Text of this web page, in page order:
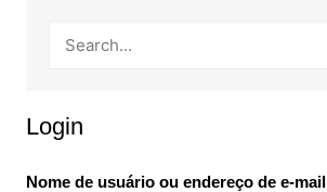
Login
Nome de usuário ou endereço de e-mail